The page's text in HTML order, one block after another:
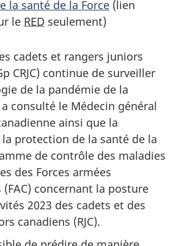
la santé de la Force (lien
le RED seulement)
cadets et rangers juniors
CRJC) continue de surveiller
de la pandémie de la
consulté le Médecin général
ainsi que la
protection de la santé de la
de contrôle des maladies
des Forces armées
concernant la posture
2023 des cadets et des
canadiens (RJC).